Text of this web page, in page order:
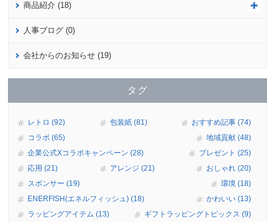
商品紹介 (18)
人事ブログ (0)
会社からのお知らせ (19)
タグ
レトロ (92) 包装紙 (81)
おすすめ記事 (74)
コラボ (65)
地域貢献 (48)
企業公式Xコラボキャンペーン (28)
プレゼント (25)
応用 (21)
アレンジ (21)
おしゃれ (20)
スポンサー (19)
環境 (18)
ENERFISH(エネルフィッシュ) (18)
かわいい (13)
ラッピングアイテム (13)
ギフトラッピングトピックス (9)